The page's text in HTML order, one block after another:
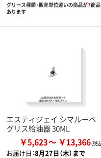
グリース種類・販売単位違いの商品が7商品
あります
エスティジェイ シマルーベ
グリス給油器 30ML
￥5,623 ￥13,366
お届け日：8月27日（木）まで